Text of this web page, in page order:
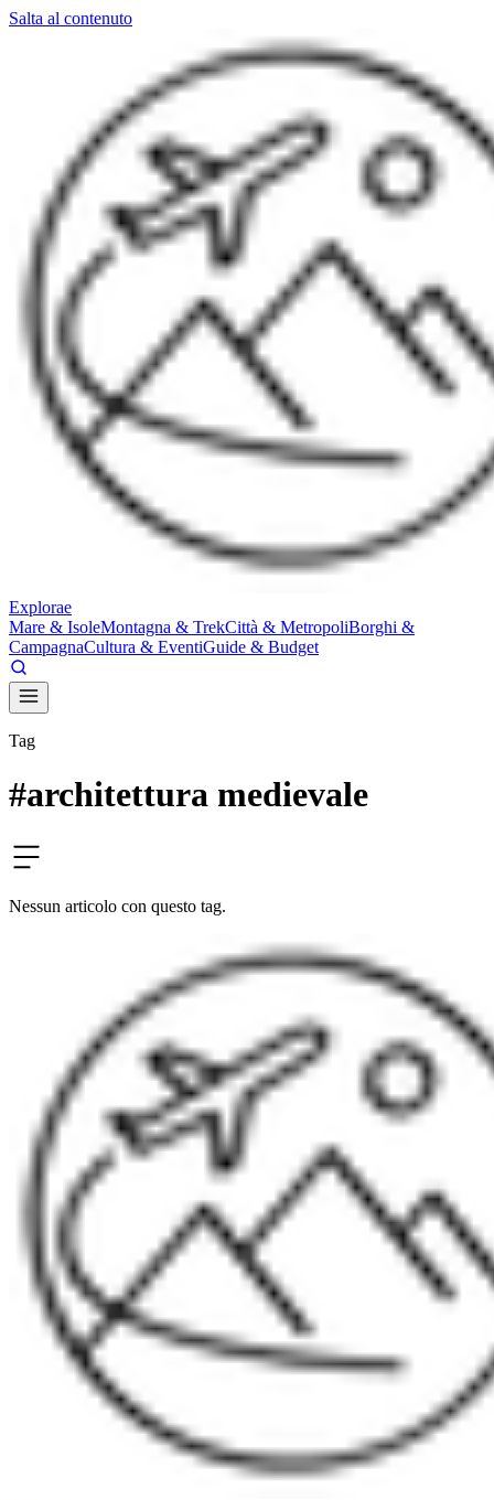
Salta al contenuto
Explorae
Mare & IsoleMontagna & TrekCittà & MetropoliBorghi &
CampagnaCultura & EventiGuide & Budget
Tag
#architettura medievale
Nessun articolo con questo tag.